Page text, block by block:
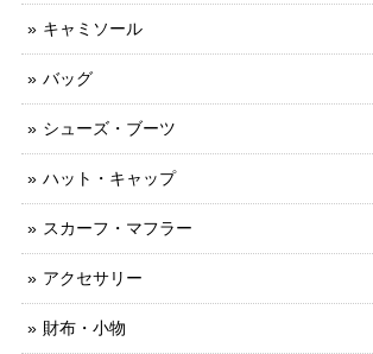
キャミソール
バッグ
シューズ・ブーツ
ハット・キャップ
スカーフ・マフラー
アクセサリー
財布・小物